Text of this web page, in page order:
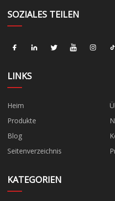
SOZIALES TEILEN
LINKS
Heim
Produkte
Blog
Seitenverzeichnis
KATEGORIEN